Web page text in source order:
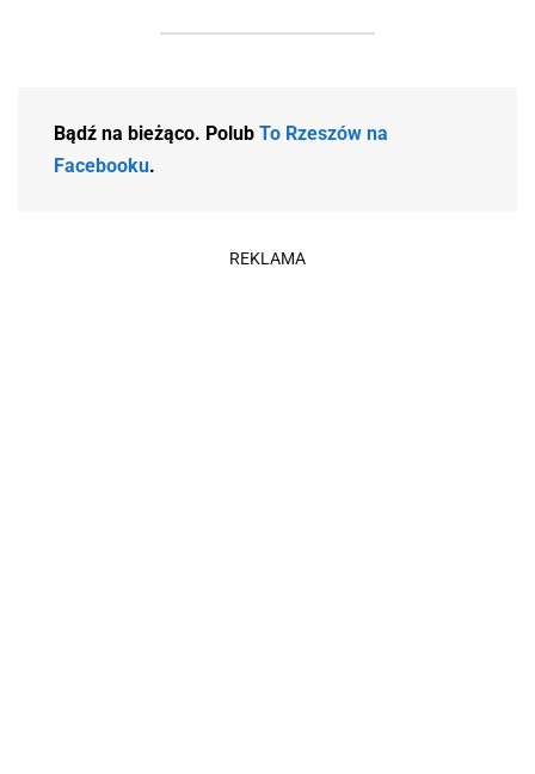
Bądź na bieżąco. Polub To Rzeszów na
Facebooku.
REKLAMA